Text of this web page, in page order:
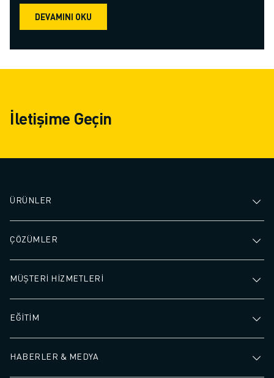
DEVAMINI OKU
İletişime Geçin
ÜRÜNLER
ÇÖZÜMLER
MÜŞTERİ HİZMETLERİ
EĞİTİM
HABERLER & MEDYA